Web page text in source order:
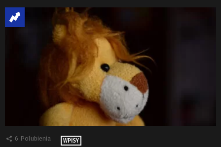
6 Polubienia WPISY